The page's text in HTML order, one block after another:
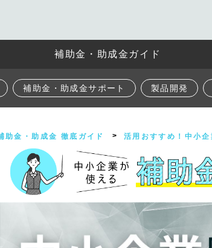
補助金・助成金ガイド
補助金・助成金サポート 製品開発
助金・助成金 徹底ガイド 活用おすすめ！中小企